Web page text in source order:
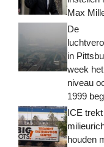
Max
De
in
week
niveau
1999
ICE
houden